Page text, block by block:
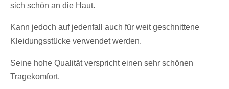
sich schön an die Haut.
Kann jedoch auf jedenfall auch für weit geschnittene
Kleidungsstücke verwendet werden.
Seine hohe Qualität verspricht einen sehr schönen
Tragekomfort.